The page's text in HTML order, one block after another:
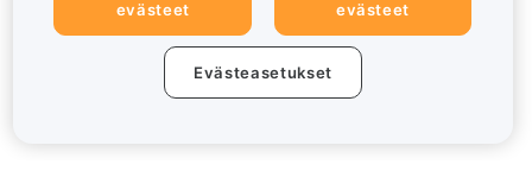
evästeet
evästeet
Evästeasetukset